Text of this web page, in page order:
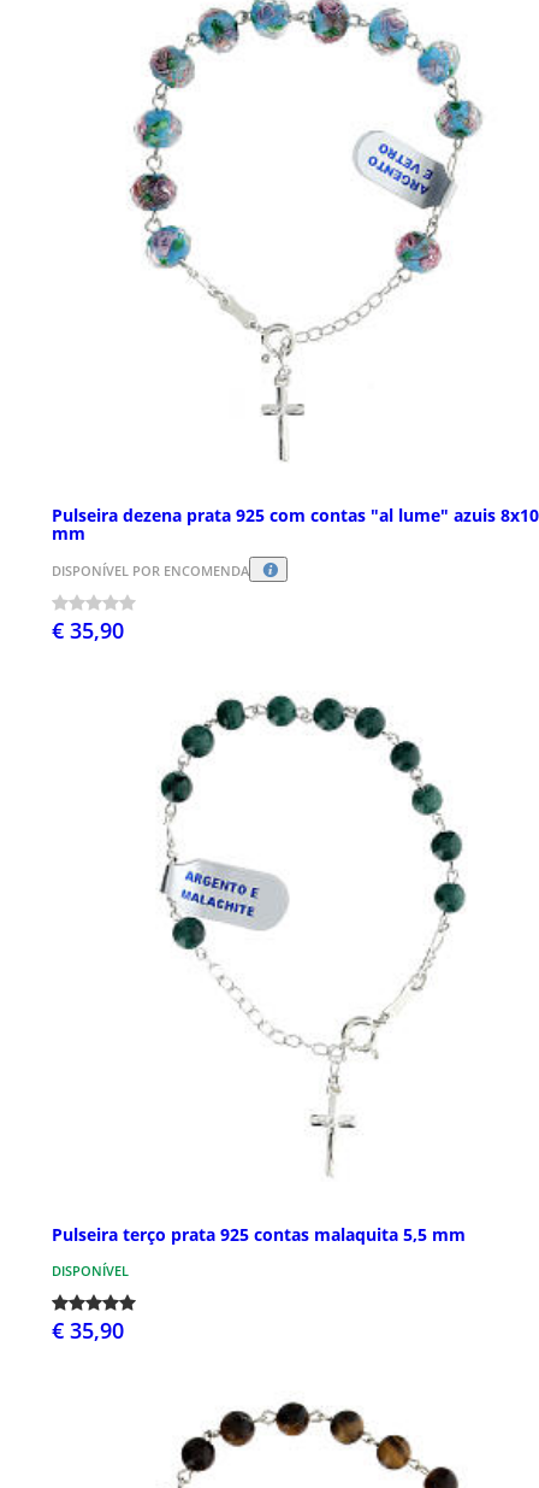
Pulseira dezena prata 925 com contas "al lume" azuis 8x10
mm
DISPONÍVEL POR ENCOMENDA
€ 35,90
Pulseira terço prata 925 contas malaquita 5,5 mm
DISPONÍVEL
€ 35,90